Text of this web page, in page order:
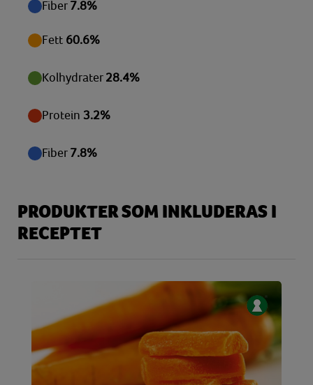
Zink
Fiber 7.8%
Fett 60.6%
Kolhydrater 28.4%
Protein 3.2%
Fiber 7.8%
PRODUKTER SOM INKLUDERAS I
RECEPTET